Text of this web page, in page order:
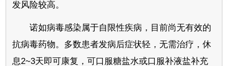
发风险较高。
诺如病毒感染属于自限性疾病，目前尚无有效的
抗病毒药物。多数患者发病后症状轻，无需治疗，休
息2~3天即可康复，可口服糖盐水或口服补液盐补充